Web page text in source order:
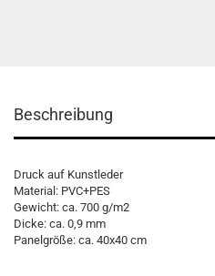
Beschreibung
Druck auf Kunstleder
Material: PVC+PES
Gewicht: ca. 700 g/m2
Dicke: ca. 0,9 mm
Panelgröße: ca. 40x40 cm